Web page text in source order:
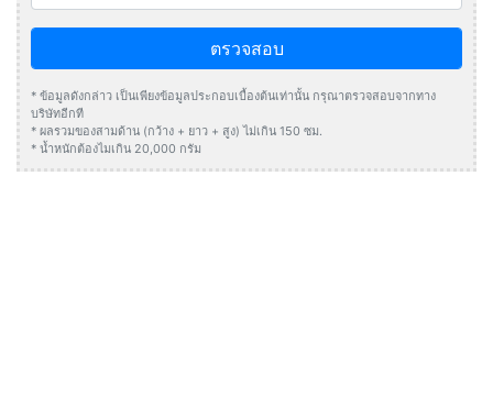
ตรวจสอบ
* ข้อมูลดังกล่าว เป็นเพียงข้อมูลประกอบเบื้องต้นเท่านั้น กรุณาตรวจสอบจากทาง
บริษัทอีกที
* ผลรวมของสามด้าน (กว้าง + ยาว + สูง) ไม่เกิน 150 ซม.
* น้ำหนักต้องไมเกิน 20,000 กรัม